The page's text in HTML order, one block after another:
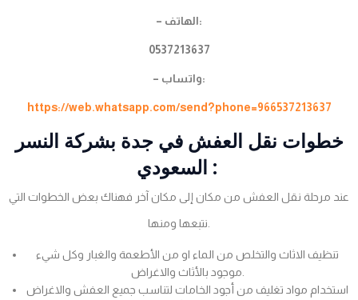
– الهاتف:
0537213637
– واتساب:
https://web.whatsapp.com/send?phone=966537213637
خطوات نقل العفش في جدة بشركة النسر
السعودي :
عند مرحلة نقل العفش من مكان إلى مكان آخر فهناك بعض الخطوات التي
تنظيف الاثاث والتخلص من الماء او من الأطعمة والغبار وكل شيء
استخدام مواد تغليف من أجود الخامات لتناسب جميع العفش والاغراض